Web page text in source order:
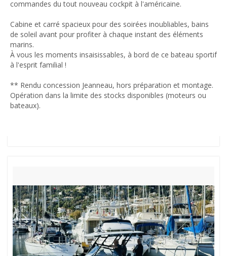
commandes du tout nouveau cockpit à l'américaine.
Cabine et carré spacieux pour des soirées inoubliables, bains
de soleil avant pour profiter à chaque instant des éléments
marins.
À vous les moments insaisissables, à bord de ce bateau sportif
à l'esprit familial !
** Rendu concession Jeanneau, hors préparation et montage.
Opération dans la limite des stocks disponibles (moteurs ou
bateaux).